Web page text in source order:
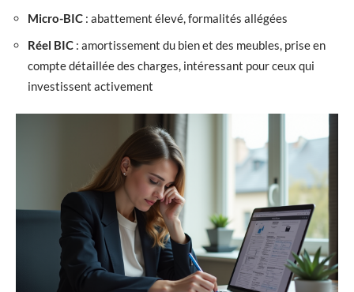
Micro-BIC : abattement élevé, formalités allégées
Réel BIC : amortissement du bien et des meubles, prise en
compte détaillée des charges, intéressant pour ceux qui
investissent activement